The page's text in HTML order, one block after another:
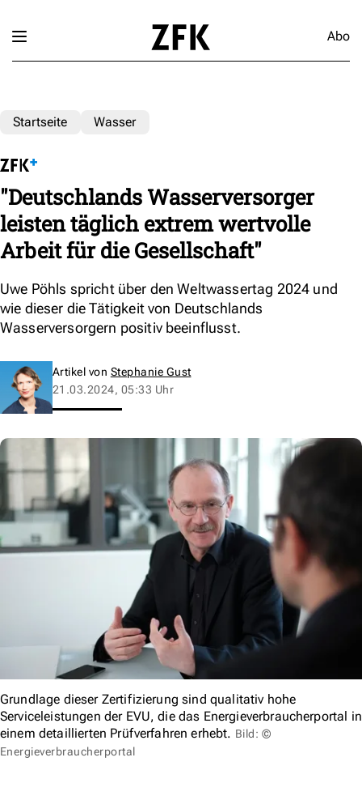
Abo
Startseite Wasser
"Deutschlands Wasserversorger
leisten täglich extrem wertvolle
Arbeit für die Gesellschaft"
Uwe Pöhls spricht über den Weltwassertag 2024 und
wie dieser die Tätigkeit von Deutschlands
Wasserversorgern positiv beeinflusst.
Artikel von Stephanie Gust
21.03.2024, 05:33 Uhr
Grundlage dieser Zertifizierung sind qualitativ hohe
Serviceleistungen der EVU, die das Energieverbraucherportal in
einem detaillierten Prüfverfahren erhebt. Bild: ©
Energieverbraucherportal